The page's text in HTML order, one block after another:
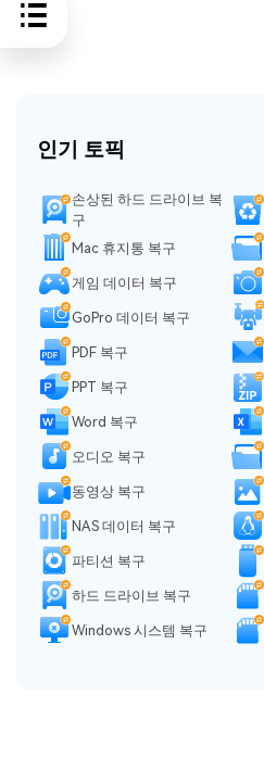
인기 토픽
손상된 하드 드라이브 복
구
Mac 휴지통 복구
게임 데이터 복구
GoPro 데이터 복구
PDF 복구
PPT 복구
Word 복구
오디오 복구
동영상 복구
NAS 데이터 복구
파티션 복구
하드 드라이브 복구
Windows 시스템 복구